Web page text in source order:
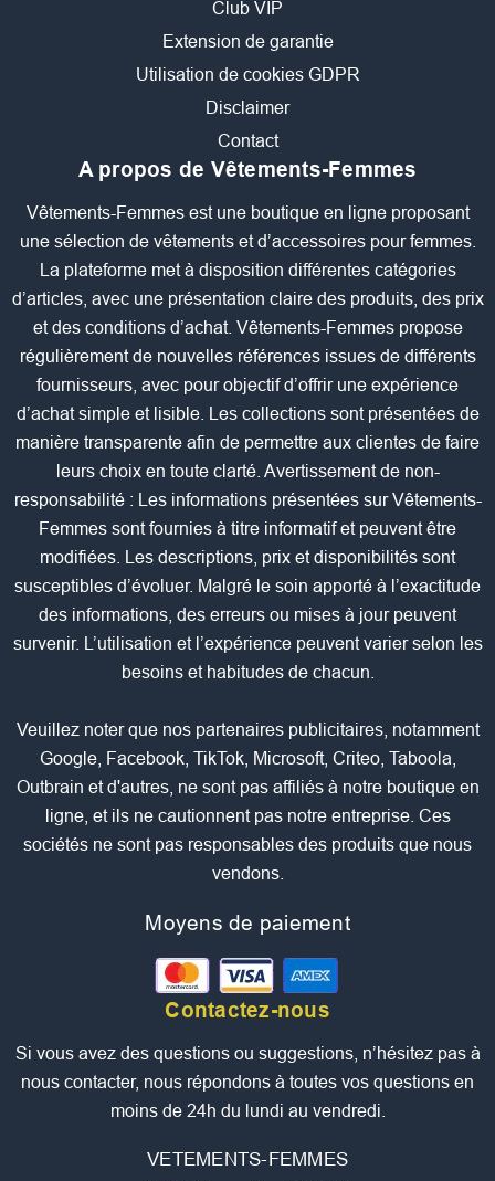
Club VIP
Extension de garantie
Utilisation de cookies GDPR
Disclaimer
Contact
A propos de Vêtements-Femmes
Vêtements-Femmes est une boutique en ligne proposant
une sélection de vêtements et d’accessoires pour femmes.
La plateforme met à disposition différentes catégories
d’articles, avec une présentation claire des produits, des prix
et des conditions d’achat. Vêtements-Femmes propose
régulièrement de nouvelles références issues de différents
fournisseurs, avec pour objectif d’offrir une expérience
d’achat simple et lisible. Les collections sont présentées de
manière transparente afin de permettre aux clientes de faire
leurs choix en toute clarté. Avertissement de non-
responsabilité : Les informations présentées sur Vêtements-
Femmes sont fournies à titre informatif et peuvent être
modifiées. Les descriptions, prix et disponibilités sont
susceptibles d’évoluer. Malgré le soin apporté à l’exactitude
des informations, des erreurs ou mises à jour peuvent
survenir. L’utilisation et l’expérience peuvent varier selon les
besoins et habitudes de chacun.
Veuillez noter que nos partenaires publicitaires, notamment
Google, Facebook, TikTok, Microsoft, Criteo, Taboola,
Outbrain et d'autres, ne sont pas affiliés à notre boutique en
ligne, et ils ne cautionnent pas notre entreprise. Ces
sociétés ne sont pas responsables des produits que nous
vendons.
Moyens de paiement
Contactez-nous
Si vous avez des questions ou suggestions, n’hésitez pas à
nous contacter, nous répondons à toutes vos questions en
moins de 24h du lundi au vendredi.
VETEMENTS-FEMMES